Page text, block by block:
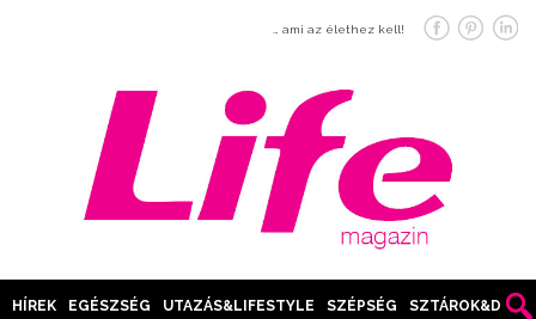
… ami az élethez kell!
HÍREK EGÉSZSÉG UTAZÁS&LIFESTYLE SZÉPSÉG SZTÁROK&DIVAT